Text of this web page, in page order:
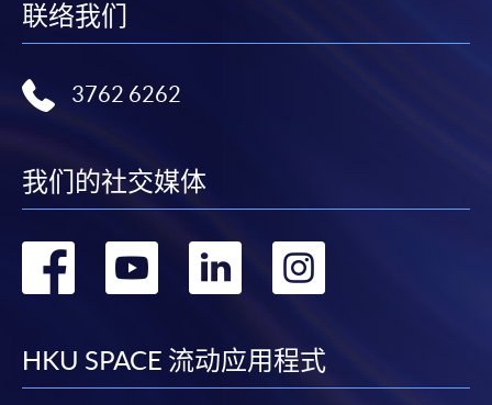
準確、資訊適合任何目的、資訊不含電腦病毒等。
因所導致的任何損失，一概不負責；上述原因包括：（1）由
失誤、延誤、中斷、中止、或限制（2）從付款的網關傳送而
（3）付款的網關在完成網上付款時出現的故障、失靈、或失
誤；（4）任何由付款的網關引起或與付款的網關相關的原
因，包括未獲授權進入、資料傳送的改動、任何非法行為等。
以上中文本純作參考之用，如內容與英文版本有任何歧義，一
联络我们
3762 6262
我们的社交媒体
转
facebook
转
youtube
转
linkedin
HKU SPACE 流动应用程式